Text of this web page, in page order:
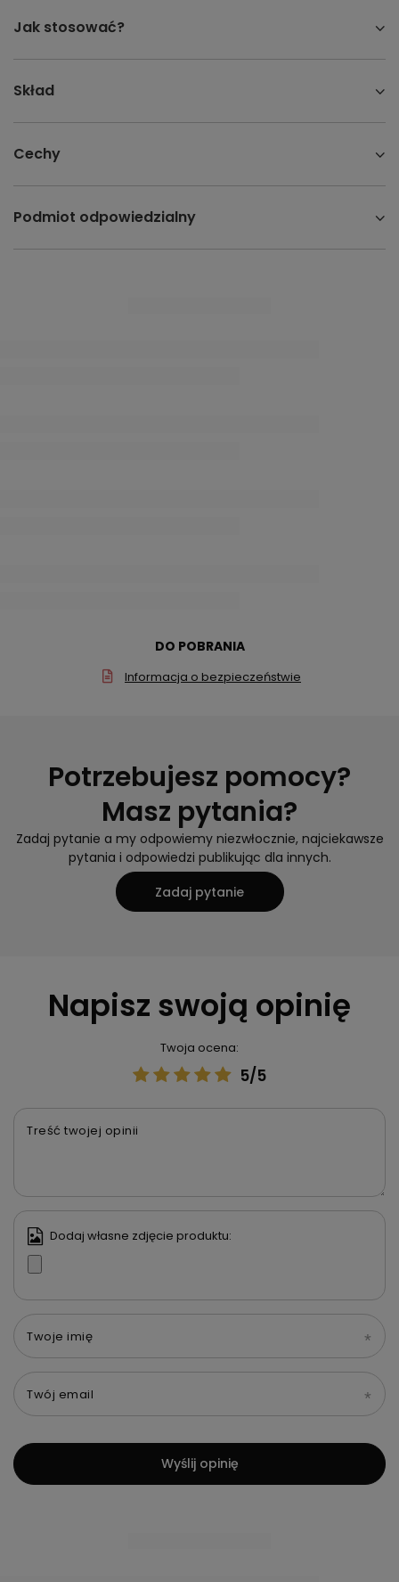
Jak stosować?
Skład
Cechy
Podmiot odpowiedzialny
DO POBRANIA
Informacja o bezpieczeństwie
Potrzebujesz pomocy?
Masz pytania?
Zadaj pytanie a my odpowiemy niezwłocznie, najciekawsze
pytania i odpowiedzi publikując dla innych.
Zadaj pytanie
Napisz swoją opinię
Twoja ocena:
5/5
Treść twojej opinii
Dodaj własne zdjęcie produktu:
Twoje imię
Twój email
Wyślij opinię